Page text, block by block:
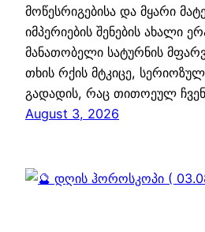
მოწესრიგებისა და მყარი
იმპერიების შენების ახალი
მანათობელი სატურნის
თხის რქის მტკიცე,
გადადის, რაც თითოეულ
August 3, 2026